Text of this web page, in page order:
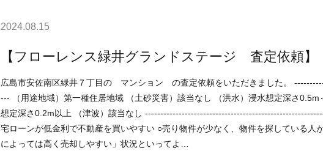
2024.08.15
【フローレンス緑井グランドステージ 査定依頼】
広島市安佐南区緑井７丁目の マンション の査定依頼をいただきました。 --------------------------------------------------------------------------
--- （用途地域）第一種住居地域 （土砂災害）該当なし （洪水）浸水想定深さ0.5m～3.0m未満の区域 （高潮）該当なし （内水）浸水
想定深さ0.2m以上 （津波）該当なし ----------------------------------------------------------------------------- 現在の不動産市況については、 ○住
宅ローンが低金利で不動産を買いやすい ○売り物件が少なく、物件を探している人が多い などの状況ですので、 「不動産売却
によっては高く売却しやすい」状況といってよ…